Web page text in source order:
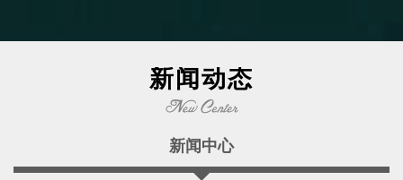
新闻动态
新闻中心